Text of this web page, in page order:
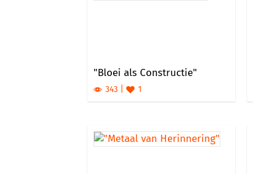
"Bloei als Constructie"
343 1